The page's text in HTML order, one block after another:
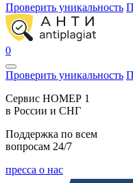
Проверить уникальность
0
Проверить уникальность
Cервис НОМЕР 1
в России и СНГ
Поддержка по всем
вопросам 24/7
пресса о нас